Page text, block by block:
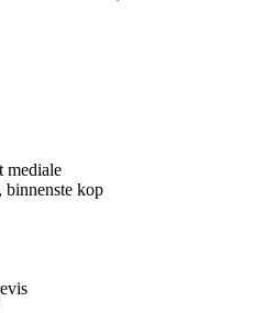
mediale
binnenste kop